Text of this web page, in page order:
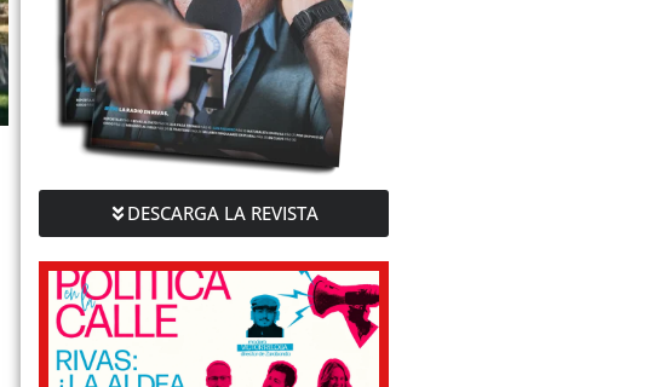
DESCARGA LA REVISTA